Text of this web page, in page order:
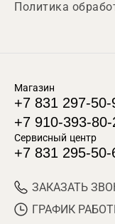
Политика
Магазин
+7 831 297-50-
+7 910-393-80-
Сервисный центр
+7 831 295-50-
ЗАКАЗАТЬ
ГРАФИК